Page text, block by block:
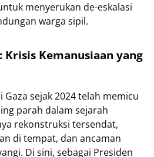
menyerukan de-eskalasi
warga sipil.
Krisis Kemanusiaan yang
sejak 2024 telah memicu
parah dalam sejarah
rekonstruksi tersendat,
di tempat, dan ancaman
Di sini, sebagai Presiden